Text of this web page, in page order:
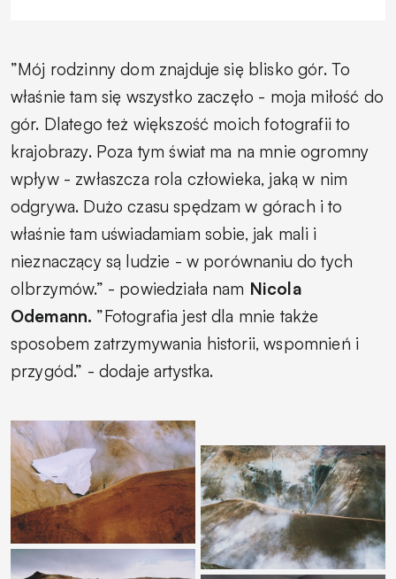
”Mój rodzinny dom znajduje się blisko gór. To
właśnie tam się wszystko zaczęło - moja miłość do
gór. Dlatego też większość moich fotografii to
krajobrazy. Poza tym świat ma na mnie ogromny
wpływ - zwłaszcza rola człowieka, jaką w nim
odgrywa. Dużo czasu spędzam w górach i to
właśnie tam uświadamiam sobie, jak mali i
nieznaczący są ludzie - w porównaniu do tych
olbrzymów.” - powiedziała nam Nicola
Odemann. ”Fotografia jest dla mnie także
sposobem zatrzymywania historii, wspomnień i
przygód.” - dodaje artystka.